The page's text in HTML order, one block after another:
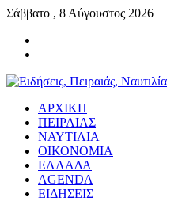
Σάββατο , 8 Αύγουστος 2026
ΑΡΧΙΚΗ
ΠΕΙΡΑΙΑΣ
ΝΑΥΤΙΛΙΑ
ΟΙΚΟΝΟΜΙΑ
ΕΛΛΑΔΑ
AGENDA
ΕΙΔΗΣΕΙΣ